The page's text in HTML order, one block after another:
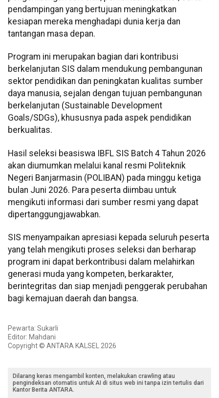
pendampingan yang bertujuan meningkatkan
kesiapan mereka menghadapi dunia kerja dan
tantangan masa depan.
Program ini merupakan bagian dari kontribusi
berkelanjutan SIS dalam mendukung pembangunan
sektor pendidikan dan peningkatan kualitas sumber
daya manusia, sejalan dengan tujuan pembangunan
berkelanjutan (Sustainable Development
Goals/SDGs), khususnya pada aspek pendidikan
berkualitas.
Hasil seleksi beasiswa IBFL SIS Batch 4 Tahun 2026
akan diumumkan melalui kanal resmi Politeknik
Negeri Banjarmasin (POLIBAN) pada minggu ketiga
bulan Juni 2026. Para peserta diimbau untuk
mengikuti informasi dari sumber resmi yang dapat
dipertanggungjawabkan.
SIS menyampaikan apresiasi kepada seluruh peserta
yang telah mengikuti proses seleksi dan berharap
program ini dapat berkontribusi dalam melahirkan
generasi muda yang kompeten, berkarakter,
berintegritas dan siap menjadi penggerak perubahan
bagi kemajuan daerah dan bangsa.
Pewarta: Sukarli
Editor: Mahdani
Copyright © ANTARA KALSEL 2026
Dilarang keras mengambil konten, melakukan crawling atau
pengindeksan otomatis untuk AI di situs web ini tanpa izin tertulis dari
Kantor Berita ANTARA.